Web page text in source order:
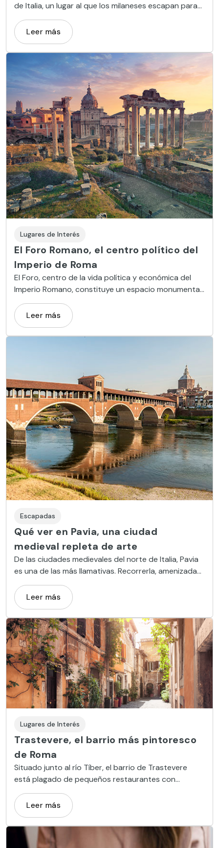
de Italia, un lugar al que los milaneses escapan para
disfrutar de su rica naturaleza.
Leer más
Lugares de Interés
El Foro Romano, el centro político del
Imperio de Roma
El Foro, centro de la vida política y económica del
Imperio Romano, constituye un espacio monumental
que invita a soñar con el pasado.
Leer más
Escapadas
Qué ver en Pavia, una ciudad
medieval repleta de arte
De las ciudades medievales del norte de Italia, Pavia
es una de las más llamativas. Recorrerla, amenizada
por decenas de monumentos artísticos, es una
delicia.Leer más
Lugares de Interés
Trastevere, el barrio más pintoresco
de Roma
Situado junto al río Tíber, el barrio de Trastevere
está plagado de pequeños restaurantes con
encanto, locales nocturnos, plazoletas y tiendas de
diseño.Leer más